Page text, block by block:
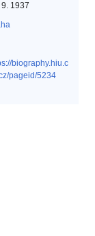
9. 1937
biography.hiu.c
pageid/5234